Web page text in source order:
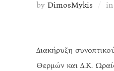
by DimosMykis in
Διακήρυξη
Θερμών και Δ.Κ.